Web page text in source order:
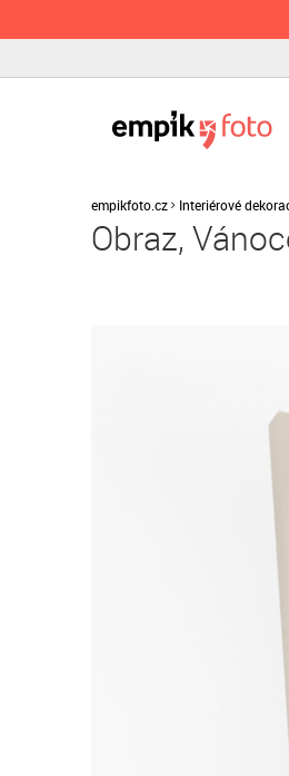
empikfoto.cz Interiérové
Obraz,